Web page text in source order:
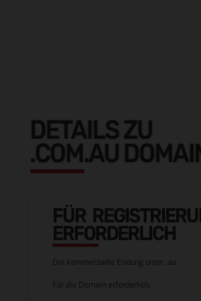
DETAILS ZU
.COM.AU
FÜR
ERFORDERLICH
Die kommerzielle Endung unter .au.
Für die Domain erforderlich: